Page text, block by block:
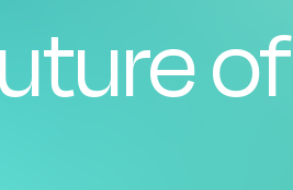
of